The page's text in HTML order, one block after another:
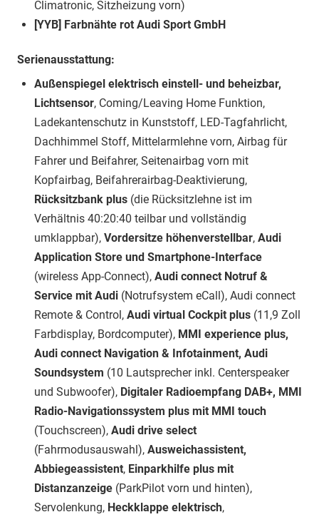
Climatronic, Sitzheizung vorn)
[YYB] Farbnähte rot Audi Sport GmbH
Serienausstattung:
Außenspiegel elektrisch einstell- und beheizbar,
Lichtsensor, Coming/Leaving Home Funktion,
Ladekantenschutz in Kunststoff, LED-Tagfahrlicht,
Dachhimmel Stoff, Mittelarmlehne vorn, Airbag für
Fahrer und Beifahrer, Seitenairbag vorn mit
Kopfairbag, Beifahrerairbag-Deaktivierung,
Rücksitzbank plus (die Rücksitzlehne ist im
Verhältnis 40:20:40 teilbar und vollständig
umklappbar), Vordersitze höhenverstellbar, Audi
Application Store und Smartphone-Interface
(wireless App-Connect), Audi connect Notruf &
Service mit Audi (Notrufsystem eCall), Audi connect
Remote & Control, Audi virtual Cockpit plus (11,9 Zoll
Farbdisplay, Bordcomputer), MMI experience plus,
Audi connect Navigation & Infotainment, Audi
Soundsystem (10 Lautsprecher inkl. Centerspeaker
und Subwoofer), Digitaler Radioempfang DAB+, MMI
Radio-Navigationssystem plus mit MMI touch
(Touchscreen), Audi drive select
(Fahrmodusauswahl), Ausweichassistent,
Abbiegeassistent, Einparkhilfe plus mit
Distanzanzeige (ParkPilot vorn und hinten),
Servolenkung, Heckklappe elektrisch,